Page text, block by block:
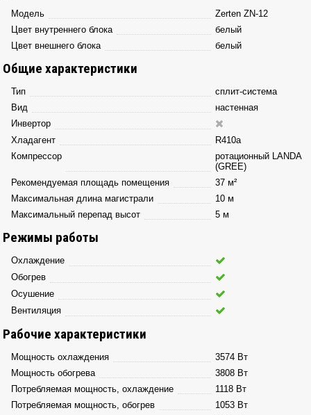
Модель
Zerten ZN-12
Цвет внутреннего блока
белый
Цвет внешнего блока
белый
Общие характеристики
Тип
сплит-система
Вид
настенная
Инвертор
Хладагент
R410a
Компрессор
ротационный LANDA
(GREE)
Рекомендуемая площадь помещения
37 м²
Максимальная длина магистрали
10 м
Максимальный перепад высот
5 м
Режимы работы
Охлаждение
Обогрев
Осушение
Вентиляция
Рабочие характеристики
Мощность охлаждения
3574 Вт
Мощность обогрева
3808 Вт
Потребляемая мощность, охлаждение
1118 Вт
Потребляемая мощность, обогрев
1053 Вт